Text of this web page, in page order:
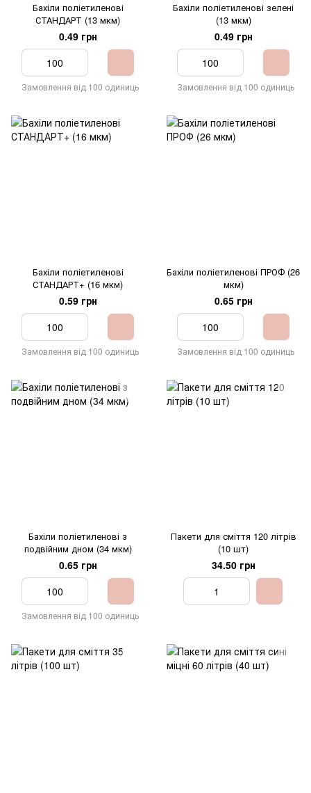
Бахіли поліетиленові
СТАНДАРТ (13 мкм)
0.49 грн
Замовлення від 100 одиниць
Бахіли поліетиленові зелені
(13 мкм)
0.49 грн
Замовлення від 100 одиниць
Бахіли поліетиленові
СТАНДАРТ+ (16 мкм)
0.59 грн
Замовлення від 100 одиниць
Бахіли поліетиленові ПРОФ (26
мкм)
0.65 грн
Замовлення від 100 одиниць
Бахіли поліетиленові з
подвійним дном (34 мкм)
0.65 грн
Замовлення від 100 одиниць
Пакети для сміття 120 літрів
(10 шт)
34.50 грн